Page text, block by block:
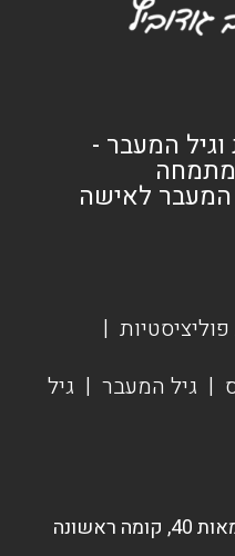
המעבר -
המעבר לאישה
|
| גיל המעבר | גיל